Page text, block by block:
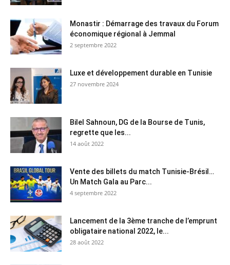
Monastir : Démarrage des travaux du Forum
économique régional à Jemmal
2 septembre 2022
Luxe et développement durable en Tunisie
27 novembre 2024
Bilel Sahnoun, DG de la Bourse de Tunis,
regrette que les...
14 août 2022
Vente des billets du match Tunisie-Brésil…
Un Match Gala au Parc...
4 septembre 2022
Lancement de la 3ème tranche de l’emprunt
obligataire national 2022, le...
28 août 2022